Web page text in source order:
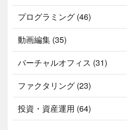
プログラミング (46)
動画編集 (35)
バーチャルオフィス (31)
ファクタリング (23)
投資・資産運用 (64)